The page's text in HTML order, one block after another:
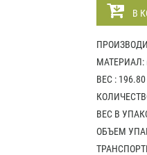
В
МАТЕРИАЛ:
ВЕС : 196.80
ВЕС В
ОБЪЕМ